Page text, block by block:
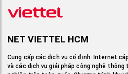
NET VIETTEL HCM
Cung cấp các dịch vụ cố định: Internet
và các dịch vụ giải pháp công nghệ thông